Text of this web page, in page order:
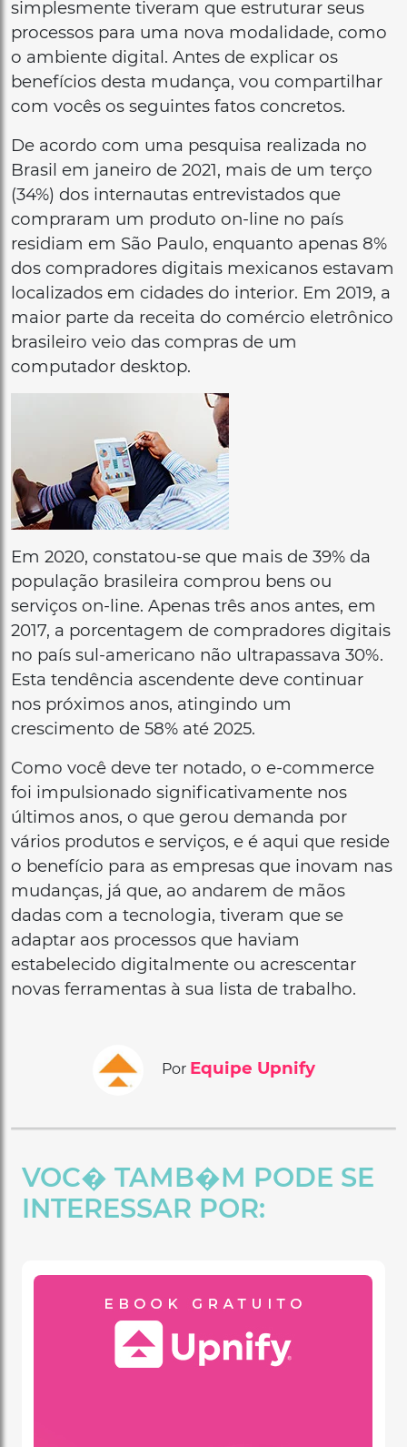
simplesmente tiveram que estruturar seus
processos para uma nova modalidade, como
o ambiente digital. Antes de explicar os
benefícios desta mudança, vou compartilhar
com vocês os seguintes fatos concretos.
De acordo com uma pesquisa realizada no
Brasil em janeiro de 2021, mais de um terço
(34%) dos internautas entrevistados que
compraram um produto on-line no país
residiam em São Paulo, enquanto apenas 8%
dos compradores digitais mexicanos estavam
localizados em cidades do interior. Em 2019, a
maior parte da receita do comércio eletrônico
brasileiro veio das compras de um
computador desktop.
Em 2020, constatou-se que mais de 39% da
população brasileira comprou bens ou
serviços on-line. Apenas três anos antes, em
2017, a porcentagem de compradores digitais
no país sul-americano não ultrapassava 30%.
Esta tendência ascendente deve continuar
nos próximos anos, atingindo um
crescimento de 58% até 2025.
Como você deve ter notado, o e-commerce
foi impulsionado significativamente nos
últimos anos, o que gerou demanda por
vários produtos e serviços, e é aqui que reside
o benefício para as empresas que inovam nas
mudanças, já que, ao andarem de mãos
dadas com a tecnologia, tiveram que se
adaptar aos processos que haviam
estabelecido digitalmente ou acrescentar
novas ferramentas à sua lista de trabalho.
Por Equipe Upnify
VOC� TAMB�M PODE SE
INTERESSAR POR: